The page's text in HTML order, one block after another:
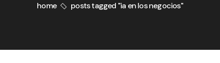
home posts tagged "ia en los negocios"